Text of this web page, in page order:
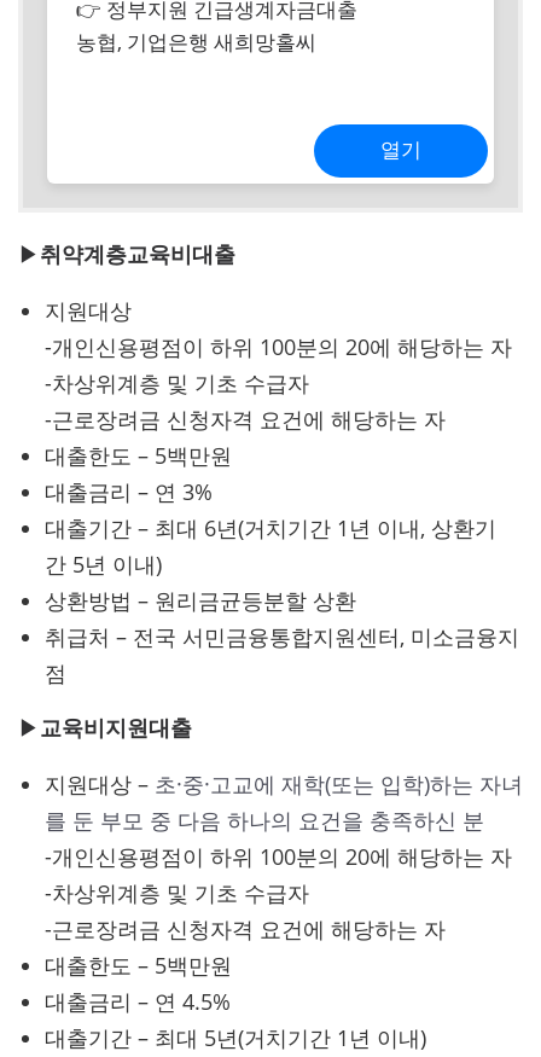
👉 정부지원 긴급생계자금대출
농협, 기업은행 새희망홀씨
열기
▶취약계층교육비대출
지원대상
-개인신용평점이 하위 100분의 20에 해당하는 자
-차상위계층 및 기초 수급자
-근로장려금 신청자격 요건에 해당하는 자
대출한도 – 5백만원
대출금리 – 연 3%
대출기간 – 최대 6년(거치기간 1년 이내, 상환기
간 5년 이내)
상환방법 – 원리금균등분할 상환
취급처 – 전국 서민금융통합지원센터, 미소금융지
점
▶ 교육비지원대출
지원대상 – 초·중·고교에 재학(또는 입학)하는 자녀
를 둔 부모 중 다음 하나의 요건을 충족하신 분
-개인신용평점이 하위 100분의 20에 해당하는 자
-차상위계층 및 기초 수급자
-근로장려금 신청자격 요건에 해당하는 자
대출한도 – 5백만원
대출금리 – 연 4.5%
대출기간 – 최대 5년(거치기간 1년 이내)